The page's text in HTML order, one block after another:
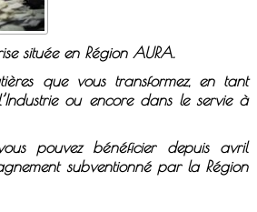
située en Région AURA.
que vous transformez, en tant
ou encore dans le servie à
pouvez bénéficier depuis avril
subventionné par la Région